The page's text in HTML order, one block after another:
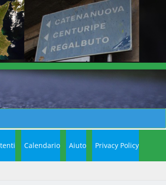
Calendario Aiuto Privacy Policy